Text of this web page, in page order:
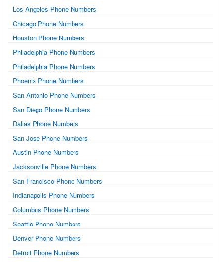
Los Angeles Phone Numbers
Chicago Phone Numbers
Houston Phone Numbers
Philadelphia Phone Numbers
Philadelphia Phone Numbers
Phoenix Phone Numbers
San Antonio Phone Numbers
San Diego Phone Numbers
Dallas Phone Numbers
San Jose Phone Numbers
Austin Phone Numbers
Jacksonville Phone Numbers
San Francisco Phone Numbers
Indianapolis Phone Numbers
Columbus Phone Numbers
Seattle Phone Numbers
Denver Phone Numbers
Detroit Phone Numbers